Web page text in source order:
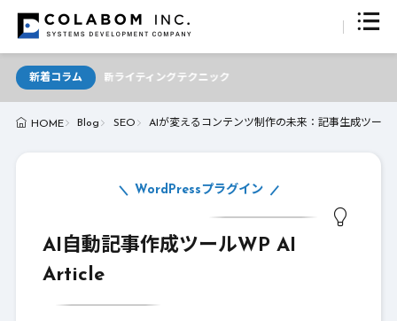
新着コラム
支える最新ライティングテクニック
HOME Blog SEO AIが変えるコンテンツ制作の未来：記事生成ツー
AI自動記事作成ツールWP AI
Article
WordPressプラグイン